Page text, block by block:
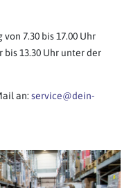
7.30 bis 17.00 Uhr
bis 13.30 Uhr unter der
an: service@dein-